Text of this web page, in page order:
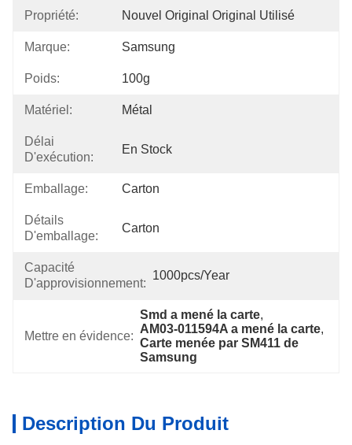
Propriété: Nouvel Original Original Utilisé
Marque: Samsung
Poids: 100g
Matériel: Métal
Délai
D'exécution:
En Stock
Emballage: Carton
Détails
D'emballage:
Carton
Capacité
D'approvisionnement:
1000pcs/year
Mettre en évidence:
Smd a mené la carte,
AM03-011594A a mené la carte
Carte menée par SM411 de
Samsung
Description Du Produit